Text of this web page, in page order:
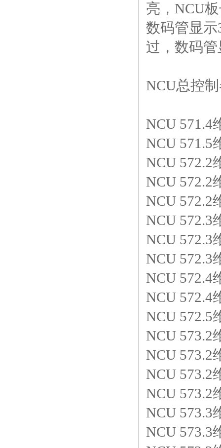
亮，NCU
数码管显
过，数码
NCU总控
NCU 571.4
NCU 571.5
NCU 572.2
NCU 572.2
NCU 572.2
NCU 572.3
NCU 572.3
NCU 572.3
NCU 572.4
NCU 572.4
NCU 572.5
NCU 573.2
NCU 573.2
NCU 573.2
NCU 573.2
NCU 573.3
NCU 573.3